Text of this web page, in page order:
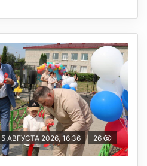
5 АВГУСТА 2026, 16:36 26